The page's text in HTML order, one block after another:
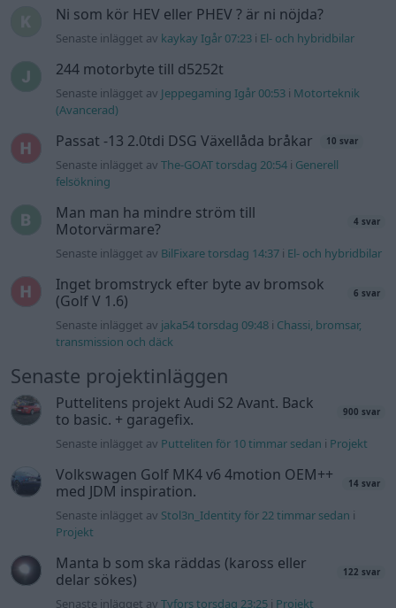
Ni som kör HEV eller PHEV ? är ni nöjda?
Senaste inlägget av kaykay Igår 07:23 i El- och hybridbilar
244 motorbyte till d5252t
Senaste inlägget av Jeppegaming Igår 00:53 i Motorteknik
(Avancerad)
Passat -13 2.0tdi DSG Växellåda bråkar 10 svar
Senaste inlägget avThe-GOAT torsdag 20:54 i Generell
felsökning
Man man ha mindre ström till
Motorvärmare?
4 svar
Senaste inlägget av BilFixare torsdag 14:37 i El- och hybridbilar
Inget bromstryck efter byte av bromsok
(Golf V 1.6)
6 svar
Senaste inlägget av jaka54 torsdag 09:48 i Chassi, bromsar,
transmission och däck
Senaste projektinläggen
Puttelitens projekt Audi S2 Avant. Back
to basic. + garagefix.
900 svar
Senaste inlägget av Putteliten för 10 timmar sedan i Projekt
Volkswagen Golf MK4 v6 4motion OEM++
med JDM inspiration.
14 svar
Senaste inlägget av Stol3n_Identity för 22 timmar sedan i
Projekt
Manta b som ska räddas (kaross eller
delar sökes)
122 svar
Senaste inlägget avTyfors torsdag 23:25 i Projekt